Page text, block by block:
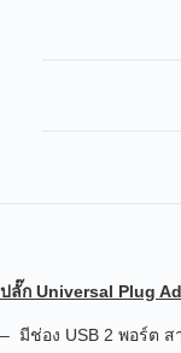
ปลั๊ก Universal Plug
– มีช่อง USB 2 พอร์ต ส